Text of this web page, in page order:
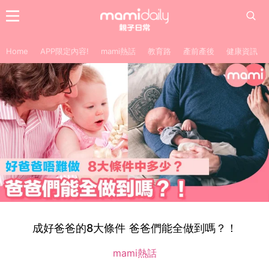
Home APP限定內容! mami熱話 教育路 產前產後 健康資訊
成好爸爸的8大條件 爸爸們能全做到嗎？！
mami熱話